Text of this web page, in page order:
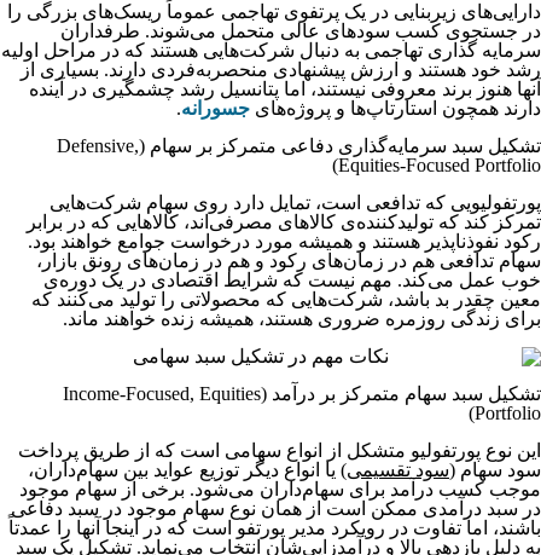
دارایی‌های زیربنایی در یک پرتفوی تهاجمی عموماً ریسک‌های بزرگی را
در جستجوی کسب سودهای عالی متحمل می‌شوند. طرفداران
سرمایه گذاری تهاجمی به دنبال شرکت‌هایی هستند که در مراحل اولیه
رشد خود هستند و ارزش پیشنهادی منحصربه‌فردی دارند. بسیاری از
آنها هنوز برند معروفی نیستند، اما پتانسیل رشد چشمگیری در آینده
دارند همچون استارتاپ‌ها و پروژه‌های جسورانه.
تشکیل سبد سرمایه‌گذاری دفاعی متمرکز بر سهام (Defensive,
Equities-Focused Portfolio)
پورتفولیویی که تدافعی است، تمایل دارد روی سهام شرکت‌هایی
تمرکز کند که تولیدکننده‌ی کالاهای مصرفی‌اند، کالاهایی که در برابر
رکود نفوذناپذیر هستند و همیشه مورد درخواست جوامع خواهند بود.
سهام تدافعی هم در زمان‌های رکود و هم در زمان‌های رونق بازار،
خوب عمل می‌کند. مهم نیست که شرایط اقتصادی در یک دوره‌ی
معین چقدر بد باشد، شرکت‌هایی که محصولاتی را تولید می‌کنند که
برای زندگی روزمره ضروری هستند، همیشه زنده خواهند ماند.
تشکیل سبد سهام متمرکز بر درآمد (Income-Focused, Equities
Portfolio)
این نوع پورتفولیو متشکل از انواع سهامی است که از طریق پرداخت
سود سهام (سود تقسیمی) یا انواع دیگر توزیع عواید بین سهام‌داران،
موجب کسب درآمد برای سهام‌داران می‌شود. برخی از سهام موجود
در سبد درآمدی ممکن است از همان نوع سهام موجود در سبد دفاعی
باشند، اما تفاوت در رویکرد مدیر پورتفو است که در اینجا آنها را عمدتاً
به دلیل بازدهی بالا و درآمدزایی‌شان انتخاب می‌نماید. تشکیل یک سبد